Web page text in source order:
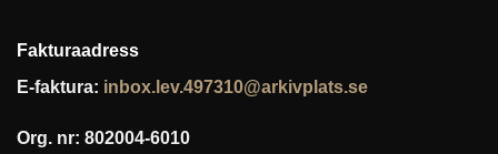
Fakturaadress
E-faktura: inbox.lev.497310@arkivplats.se
Org. nr: 802004-6010